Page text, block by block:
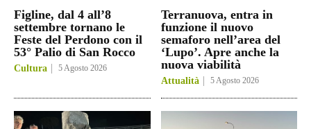
Figline, dal 4 all’8
settembre tornano le
Feste del Perdono con il
53° Palio di San Rocco
Cultura 5 Agosto 2026
Terranuova, entra in
funzione il nuovo
semaforo nell’area del
‘Lupo’. Apre anche la
nuova viabilità
Attualità 5 Agosto 2026